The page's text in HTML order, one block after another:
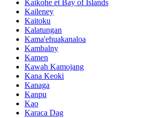
Kaikohe et Bay of Islands
Kaileney
Kaitoku
Kalatungan
Kama'ehuakanaloa
Kambalny
Kamen
Kawah Kamojang
Kana Keoki
Kanaga
Kanpu
Kao
Karaca Dag